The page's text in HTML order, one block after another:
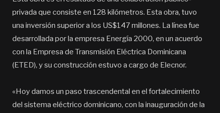
privada que consiste en 128 kilómetros. Esta obra, tuvo
una inversión superior a los US$147 millones. La línea fue
desarrollada por la empresa Energía 2000, en un acuerdo
con la Empresa de Transmisión Eléctrica Dominicana
(ETED), y su construcción estuvo a cargo de Elecnor.
«Hoy damos un paso trascendental en el fortalecimiento
del sistema eléctrico dominicano, con la inauguración de la